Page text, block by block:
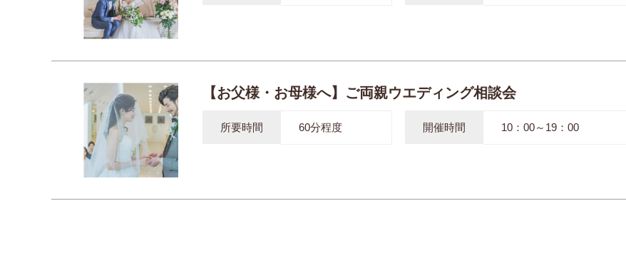
【お父様・お母様へ】ご両親ウエディング相談会
所要時間 60分程度 開催時間 10：00～19：00